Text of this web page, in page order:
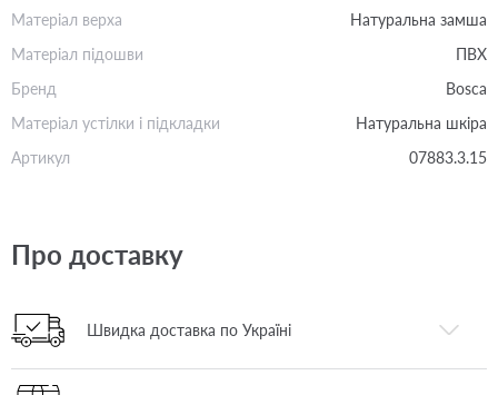
Матеріал верха
Натуральна замша
Матеріал підошви
ПВХ
Бренд
Bosca
Матеріал устілки і підкладки
Натуральна шкіра
Артикул
07883.3.15
Про доставку
Швидка доставка по Україні